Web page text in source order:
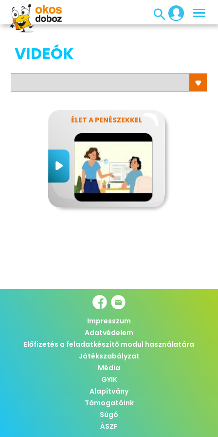
VIDEÓK
ÉLET A PENÉSZEKKEL
Impresszum
Adatvédelem
Előfizetés a feladatkészítő modul használatára
Játékszabályzat
Média
GYIK
Alapítvány
Támogatóink
Súgó
ÁSZF